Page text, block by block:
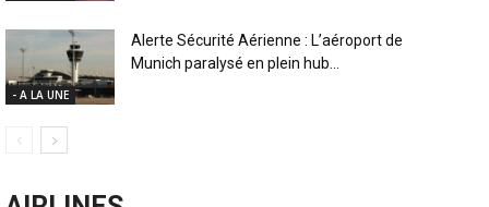
- A LA UNE
Alerte Sécurité Aérienne : L’aéroport de
Munich paralysé en plein hub...